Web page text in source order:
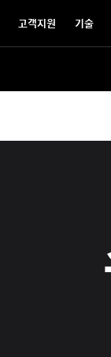
고객지원 기술